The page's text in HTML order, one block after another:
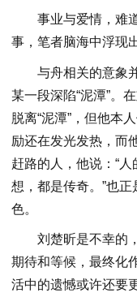
事业与爱情，难道
事，笔者脑海中浮现
与舟相关的意象并
某一段深陷“泥潭”。
脱离“泥潭”，但他本
励还在发光发热，而
赶路的人，他说：“
想，都是传奇。”也
色。
刘楚昕是不幸的，
期待和等候，最终化
活中的遗憾或许还要